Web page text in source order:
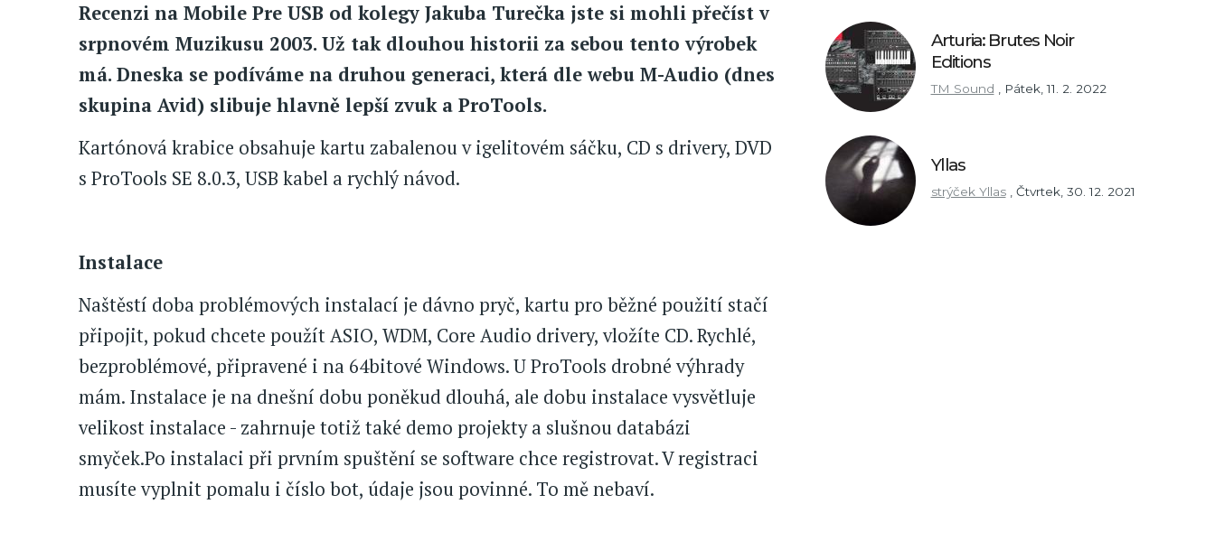
Recenzi na Mobile Pre USB od kolegy Jakuba Turečka jste si mohli přečíst v
srpnovém Muzikusu 2003. Už tak dlouhou historii za sebou tento výrobek
má. Dneska se podíváme na druhou generaci, která dle webu M-Audio (dnes
skupina Avid) slibuje hlavně lepší zvuk a ProTools.
Kartónová krabice obsahuje kartu zabalenou v igelitovém sáčku, CD s drivery, DVD
s ProTools SE 8.0.3, USB kabel a rychlý návod.
Instalace
Naštěstí doba problémových instalací je dávno pryč, kartu pro běžné použití stačí
připojit, pokud chcete použít ASIO, WDM, Core Audio drivery, vložíte CD. Rychlé,
bezproblémové, připravené i na 64bitové Windows. U ProTools drobné výhrady
mám. Instalace je na dnešní dobu poněkud dlouhá, ale dobu instalace vysvětluje
velikost instalace - zahrnuje totiž také demo projekty a slušnou databázi
smyček.Po instalaci při prvním spuštění se software chce registrovat. V registraci
musíte vyplnit pomalu i číslo bot, údaje jsou povinné. To mě nebaví.
Arturia: Brutes Noir
Editions
TM Sound , Pátek, 11. 2. 2022
Yllas
strýček Yllas Čtvrtek, 30. 12. 2021